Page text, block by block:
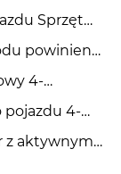
jakość
Sprzęt
jest
w
powinien
4-
pojazdu 4-
stereo o
z aktywnym